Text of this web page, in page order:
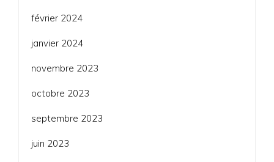
février 2024
janvier 2024
novembre 2023
octobre 2023
septembre 2023
juin 2023